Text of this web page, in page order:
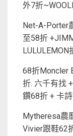
外7折
Net-A-Porter
至58折
LULULEMON
68折Moncler
折. 六千有找
鑽68折 + 卡
Mytheresa農
Vivier跟鞋62